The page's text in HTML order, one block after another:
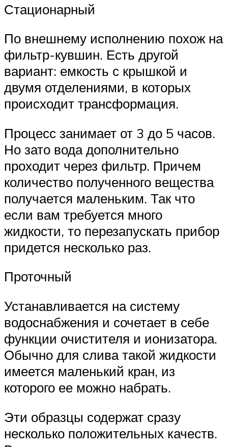
Стационарный
По внешнему исполнению похож на
фильтр-кувшин. Есть другой
вариант: емкость с крышкой и
двумя отделениями, в которых
происходит трансформация.
Процесс занимает от 3 до 5 часов.
Но зато вода дополнительно
проходит через фильтр. Причем
количество полученного вещества
получается маленьким. Так что
если вам требуется много
жидкости, то перезапускать прибор
придется несколько раз.
Проточный
Устанавливается на систему
водоснабжения и сочетает в себе
функции очистителя и ионизатора.
Обычно для слива такой жидкости
имеется маленький кран, из
которого ее можно набрать.
Эти образцы содержат сразу
несколько положительных качеств.